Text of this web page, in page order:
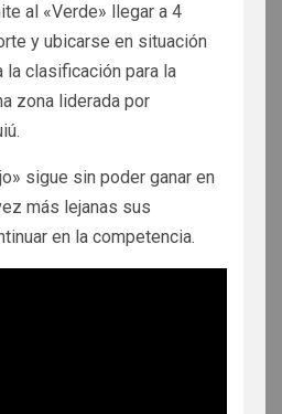
al «Verde» llegar a 4
y ubicarse en situación
la clasificación para la
zona liderada por
sigue sin poder ganar en
más lejanas sus
en la competencia.